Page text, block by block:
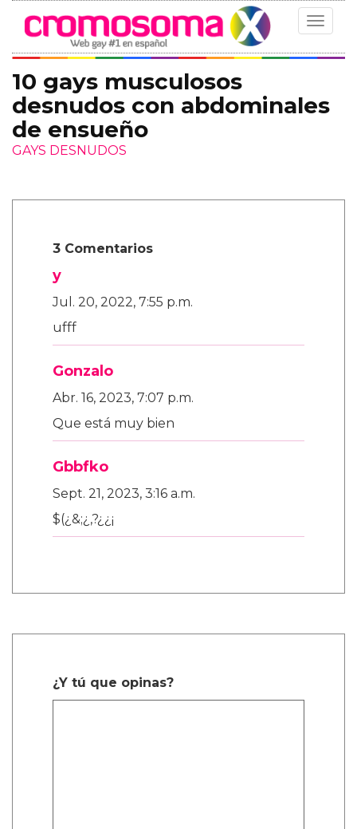
Toggle
10 gays musculosos
desnudos con abdominales
de ensueño
GAYS DESNUDOS
3 Comentarios
y
Jul. 20, 2022, 7:55 p.m.
ufff
Gonzalo
Abr. 16, 2023, 7:07 p.m.
Que está muy bien
Gbbfko
Sept. 21, 2023, 3:16 a.m.
$(¿&;¿,?¿¿¡
¿Y tú que opinas?